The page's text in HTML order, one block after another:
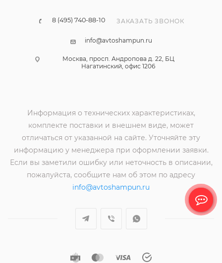
8 (495) 740-88-10 ЗАКАЗАТЬ ЗВОНОК
info@avtoshampun.ru
Москва, просп. Андропова д. 22, БЦ
Нагатинский, офис 1206
Информация о технических характеристиках,
комплекте поставки и внешнем виде, может
отличаться от указанной на сайте. Уточняйте эту
информацию у менеджера при оформлении заявки.
Если вы заметили ошибку или неточность в описании,
пожалуйста, сообщите нам об этом по адресу
info@avtoshampun.ru